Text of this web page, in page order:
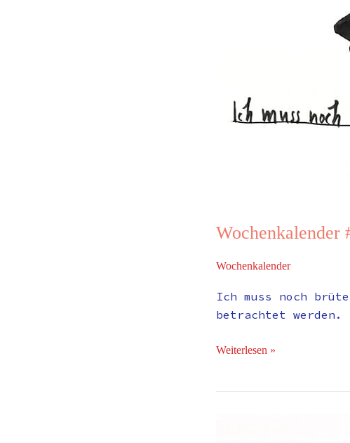
Wochenkalender
Wochenkalender
Ich muss noch
betrachtet werden.
Weiterlesen »